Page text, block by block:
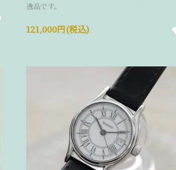
逸品です。
121,000円(税込)